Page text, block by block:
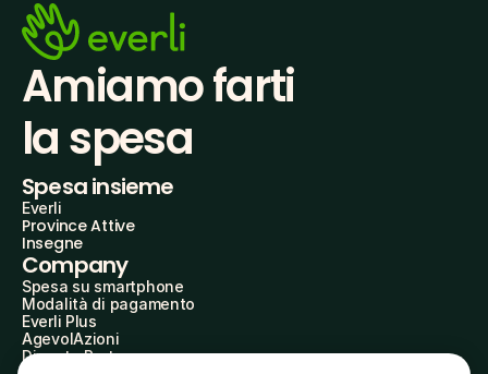
Amiamo farti
la spesa
Spesa insieme
Everli
Province Attive
Insegne
Company
Spesa su smartphone
Modalità di pagamento
Everli Plus
AgevolAzioni
Diventa Partner